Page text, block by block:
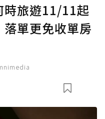
確認送出
；前往 購買點數
時旅遊11/11起
單更免收單房